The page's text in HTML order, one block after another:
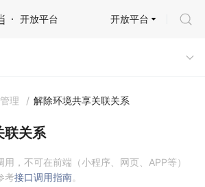
开放平台 开放平台
理 / 解除环境共享关联关系
联关系
，不可在前端（小程序、网页、APP等）
考接口调用指南。